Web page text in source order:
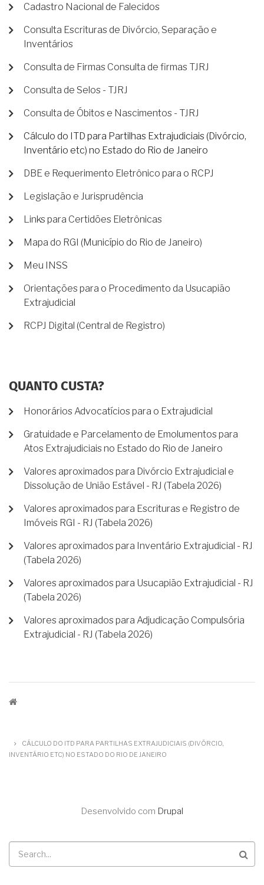
Cadastro Nacional de Falecidos
Consulta Escrituras de Divórcio, Separação e
Inventários
Consulta de Firmas Consulta de firmas TJRJ
Consulta de Selos - TJRJ
Consulta de Óbitos e Nascimentos - TJRJ
Cálculo do ITD para Partilhas Extrajudiciais (Divórcio,
Inventário etc) no Estado do Rio de Janeiro
DBE e Requerimento Eletrônico para o RCPJ
Legislação e Jurisprudência
Links para Certidões Eletrônicas
Mapa do RGI (Município do Rio de Janeiro)
Meu INSS
Orientações para o Procedimento da Usucapião
Extrajudicial
RCPJ Digital (Central de Registro)
QUANTO CUSTA?
Honorários Advocatícios para o Extrajudicial
Gratuidade e Parcelamento de Emolumentos para
Atos Extrajudiciais no Estado do Rio de Janeiro
Valores aproximados para Divórcio Extrajudicial e
Dissolução de União Estável - RJ (Tabela 2026)
Valores aproximados para Escrituras e Registro de
Imóveis RGI - RJ (Tabela 2026)
Valores aproximados para Inventário Extrajudicial - RJ
(Tabela 2026)
Valores aproximados para Usucapião Extrajudicial - RJ
(Tabela 2026)
Valores aproximados para Adjudicação Compulsória
Extrajudicial - RJ (Tabela 2026)
TRILHA
NAVEGAÇÃO
CÁLCULO DO ITD PARA PARTILHAS EXTRAJUDICIAIS (DIVÓRCIO,
INVENTÁRIO ETC) NO ESTADO DO RIO DE JANEIRO
Desenvolvido com Drupal